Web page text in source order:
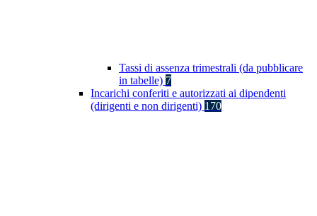
Tassi di assenza trimestrali (da pubblicare
in tabelle) 7
Incarichi conferiti e autorizzati ai dipendenti
(dirigenti e non dirigenti) 170